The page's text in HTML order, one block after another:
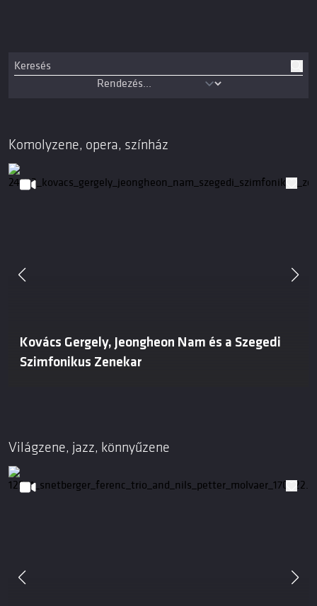
Komolyzene, opera, színház
Kovács Gergely, Jeongheon Nam és a Szegedi
Szimfonikus Zenekar
Világzene, jazz, könnyűzene